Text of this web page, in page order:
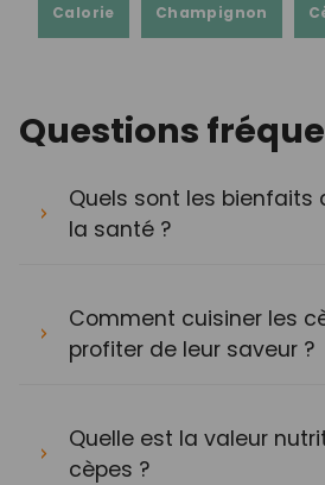
Calorie Champignon
Questions
Quels sont les bienfaits
la santé ?
Comment cuisiner les
profiter de leur saveur ?
Quelle est la valeur
cèpes ?